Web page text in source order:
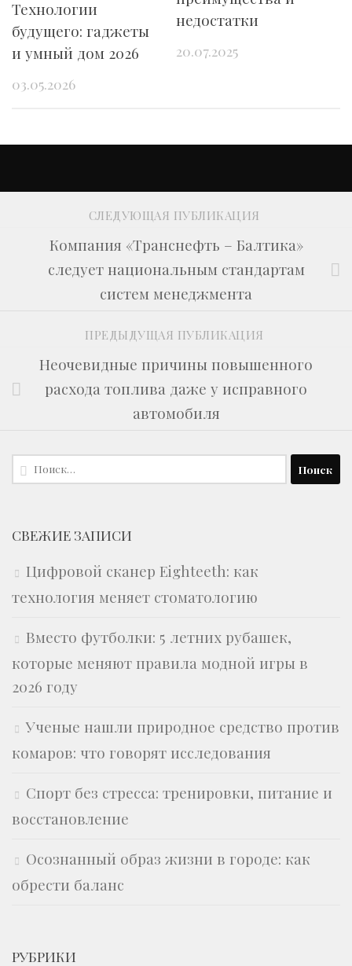
Технологии
будущего: гаджеты
и умный дом 2026
03.05.2026
недостатки
20.07.2025
СЛЕДУЮЩАЯ ПУБЛИКАЦИЯ
Компания «Транснефть – Балтика»
следует национальным стандартам
систем менеджмента
ПРЕДЫДУЩАЯ ПУБЛИКАЦИЯ
Неочевидные причины повышенного
расхода топлива даже у исправного
автомобиля
Найти:
СВЕЖИЕ ЗАПИСИ
Цифровой сканер Eighteeth: как
технология меняет стоматологию
Вместо футболки: 5 летних рубашек,
которые меняют правила модной игры в
2026 году
Ученые нашли природное средство против
комаров: что говорят исследования
Спорт без стресса: тренировки, питание и
восстановление
Осознанный образ жизни в городе: как
обрести баланс
РУБРИКИ